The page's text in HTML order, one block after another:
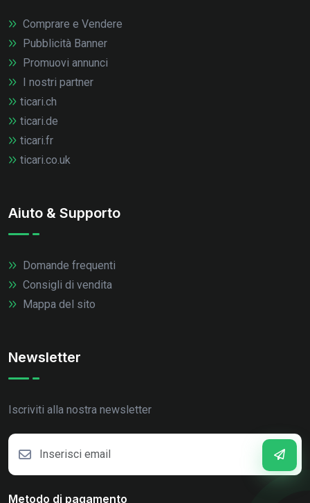
Comprare e Vendere
Pubblicità Banner
Promuovi annunci
I nostri partner
ticari.ch
ticari.de
ticari.fr
ticari.co.uk
Aiuto & Supporto
Domande frequenti
Consigli di vendita
Mappa del sito
Newsletter
Iscriviti alla nostra newsletter
Metodo di pagamento